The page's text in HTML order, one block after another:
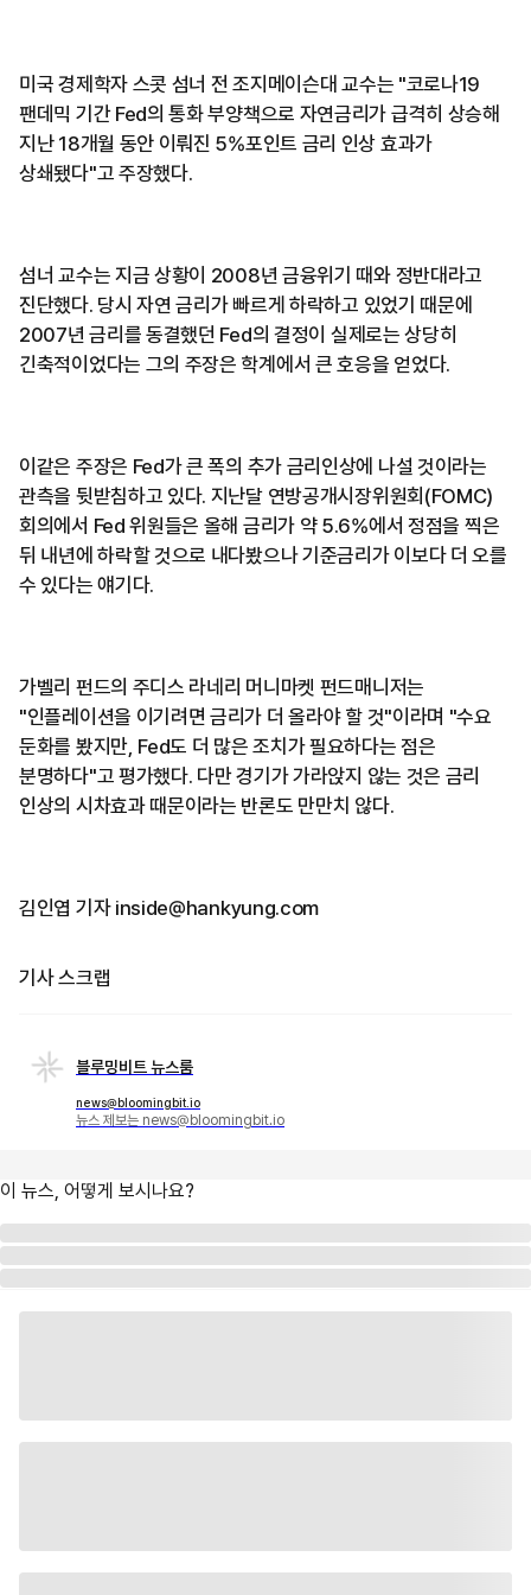
미국 경제학자 스콧 섬너 전 조지메이슨대 교수는 "코로나19
팬데믹 기간 Fed의 통화 부양책으로 자연금리가 급격히 상승해
지난 18개월 동안 이뤄진 5%포인트 금리 인상 효과가
상쇄됐다"고 주장했다.
섬너 교수는 지금 상황이 2008년 금융위기 때와 정반대라고
진단했다. 당시 자연 금리가 빠르게 하락하고 있었기 때문에
2007년 금리를 동결했던 Fed의 결정이 실제로는 상당히
긴축적이었다는 그의 주장은 학계에서 큰 호응을 얻었다.
이같은 주장은 Fed가 큰 폭의 추가 금리인상에 나설 것이라는
관측을 뒷받침하고 있다. 지난달 연방공개시장위원회(FOMC)
회의에서 Fed 위원들은 올해 금리가 약 5.6%에서 정점을 찍은
뒤 내년에 하락할 것으로 내다봤으나 기준금리가 이보다 더 오를
수 있다는 얘기다.
가벨리 펀드의 주디스 라네리 머니마켓 펀드매니저는
"인플레이션을 이기려면 금리가 더 올라야 할 것"이라며 "수요
둔화를 봤지만, Fed도 더 많은 조치가 필요하다는 점은
분명하다"고 평가했다. 다만 경기가 가라앉지 않는 것은 금리
인상의 시차효과 때문이라는 반론도 만만치 않다.
김인엽 기자 inside@hankyung.com
기사 스크랩
블루밍비트 뉴스룸
news@bloomingbit.io
뉴스 제보는 news@bloomingbit.io
이 뉴스, 어떻게 보시나요?